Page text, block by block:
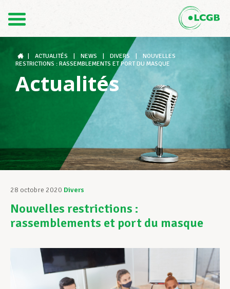
DE
Le LCGB
Structures syndicales
Assistance au Travail
Vos droits
Assistance en vie privée
ACTUALITÉS NEWS DIVERS
NOUVELLES
RESTRICTIONS : RASSEMBLEMENTS ET PORT DU MASQUE
Actualités
28 octobre 2020 Divers
Nouvelles restrictions :
rassemblements et port du masque